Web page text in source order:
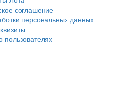
соглашение
персональных данных